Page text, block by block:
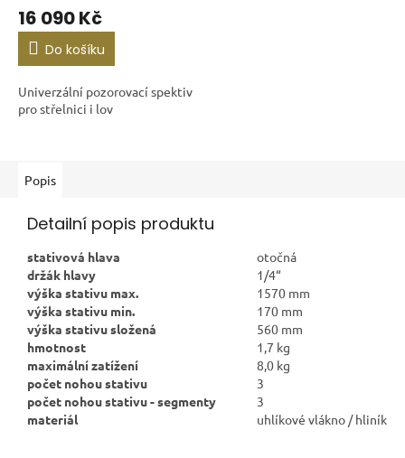
16 090 Kč
Do košíku
Univerzální pozorovací spektiv
pro střelnici i lov
Popis
Detailní popis produktu
stativová hlava
otočná
držák hlavy
1/4“
výška stativu max.
1570 mm
výška stativu min.
170 mm
výška stativu složená
560 mm
hmotnost
1,7 kg
maximální zatížení
8,0 kg
počet nohou stativu
3
počet nohou stativu - segmenty
3
materiál
uhlíkové vlákno / hliník